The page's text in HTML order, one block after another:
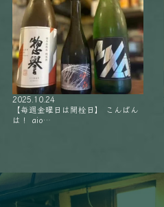
2025.10.24
【毎週金曜日は開栓日】 こんばん
は！ aio…